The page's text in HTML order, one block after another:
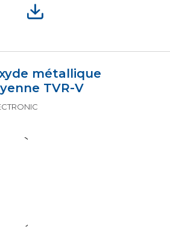
métallique
TVR-V